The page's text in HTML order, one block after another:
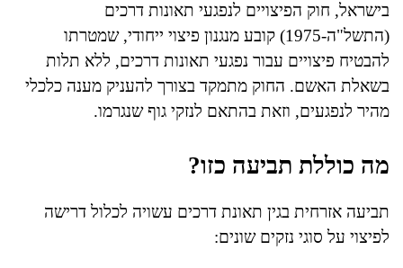
בישראל, חוק הפיצויים לנפגעי תאונות דרכים
(התשל"ה-1975) קובע מנגנון פיצוי ייחודי, שמטרתו
להבטיח פיצויים עבור נפגעי תאונות דרכים, ללא תלות
בשאלת האשם. החוק מתמקד בצורך להעניק מענה כלכלי
מהיר לנפגעים, וזאת בהתאם לנזקי גוף שנגרמו.
מה כוללת תביעה כזו?
תביעה אזרחית בגין תאונת דרכים עשויה לכלול דרישה
לפיצוי על סוגי נזקים שונים: